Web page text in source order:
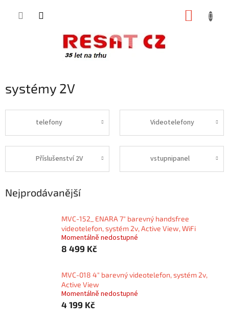
systémy 2V
telefony Videotelefony
Příslušenství 2V vstupnipanel
Nejprodávanější
MVC-152_ ENARA 7" barevný handsfree
videotelefon, systém 2v, Active View, WiFi
Momentálně nedostupné
8 499 Kč
MVC-018 4" barevný videotelefon, systém 2v,
Active View
Momentálně nedostupné
4 199 Kč